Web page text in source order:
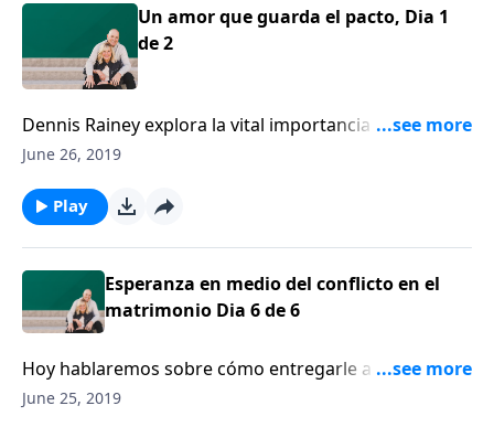
Un amor que guarda el pacto, Dia 1
de 2
Dennis Rainey explora la vital importancia del pacto
matrimonial, mientras exhorta a las parejas para que
la reconciliación.
June 26, 2019
Play
Esperanza en medio del conflicto en el
matrimonio Dia 6 de 6
Hoy hablaremos sobre cómo entregarle a su pareja
un regalo especial, el regalo del perdón.
June 25, 2019